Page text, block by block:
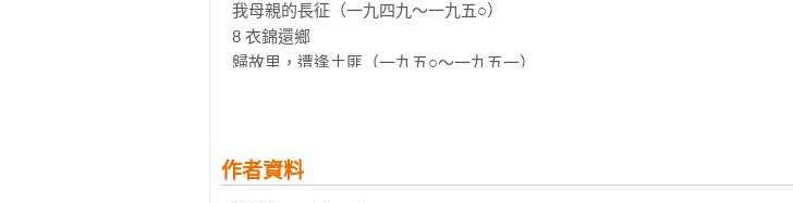
「或許你關注二十世紀中國歷史，也或許，你不關注，但《鴻》都會緊扣你的
眼花撩亂：一本冷靜有分寸的歷史書，讀起來卻像暢銷書。你拿起來，像人們
家庭的勇氣和精神。」
——《泰晤士報》
我母親的長征（一九四九～一九五○）
8 衣錦還鄉
歸故里，遭逢土匪（一九五○～一九五一）
我母親受審查（一九五三～一九五六）
作者資料